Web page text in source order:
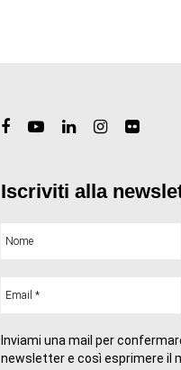
Iscriviti alla
Inviami una mail per
newsletter e così esprimere il